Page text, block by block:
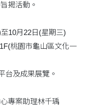
揭活動。
10月22日(星期三)
桃園市龜山區文化一
台及成果展覽。
專案助理林千瑀